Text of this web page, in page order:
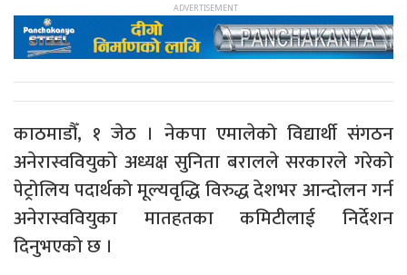
काठमाडौँ, १ जेठ । नेकपा एमालेको विद्यार्थी संगठन
अनेरास्ववियुको अध्यक्ष सुनिता बरालले सरकारले गरेको
पेट्रोलिय पदार्थको मूल्यवृद्धि विरुद्ध देशभर आन्दोलन गर्न
अनेरास्ववियुका मातहतका कमिटीलाई निर्देशन
दिनुभएको छ ।